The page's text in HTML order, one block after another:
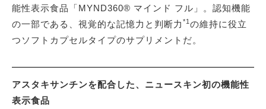
能性表示食品「MYND360® マインド フル」。認知機能
の一部である、視覚的な記憶力と判断力 *1 の維持に役立
つソフトカプセルタイプのサプリメントだ。
アスタキサンチンを配合した、ニュースキン初の機能性
表示食品